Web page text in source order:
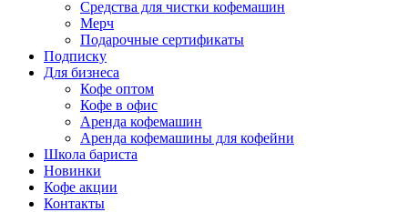
Средства для чистки кофемашин
Мерч
Подарочные сертификаты
Подписку
Для бизнеса
Кофе оптом
Кофе в офис
Аренда кофемашин
Аренда кофемашины для кофейни
Школа бариста
Новинки
Кофе акции
Контакты